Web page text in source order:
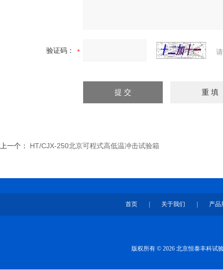
验证码：
上一个： HT/CJX-250北京可程式高低温冲击试验箱
首页 关于我们 产品
版权所有 © 2026 北京恒泰丰科试